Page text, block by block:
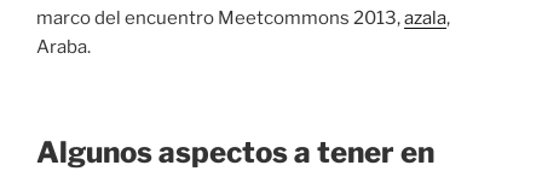
marco del encuentro Meetcommons 2013,azala,
Araba.
Algunos aspectos a tener en